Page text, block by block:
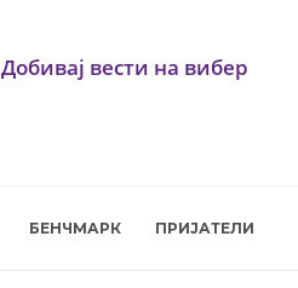
Добивај вести на вибер
БЕНЧМАРК ПРИЈАТЕЛИ